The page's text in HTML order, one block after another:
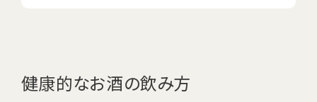
健康的なお酒の飲み方